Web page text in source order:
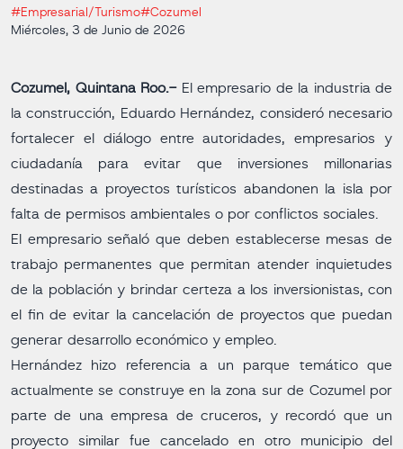
#Empresarial/Turismo#Cozumel
Miércoles, 3 de Junio de 2026
Cozumel, Quintana Roo.- El empresario de la industria de
la construcción, Eduardo Hernández, consideró necesario
fortalecer el diálogo entre autoridades, empresarios y
ciudadanía para evitar que inversiones millonarias
destinadas a proyectos turísticos abandonen la isla por
falta de permisos ambientales o por conflictos sociales.
El empresario señaló que deben establecerse mesas de
trabajo permanentes que permitan atender inquietudes
de la población y brindar certeza a los inversionistas, con
el fin de evitar la cancelación de proyectos que puedan
generar desarrollo económico y empleo.
Hernández hizo referencia a un parque temático que
actualmente se construye en la zona sur de Cozumel por
parte de una empresa de cruceros, y recordó que un
proyecto similar fue cancelado en otro municipio del